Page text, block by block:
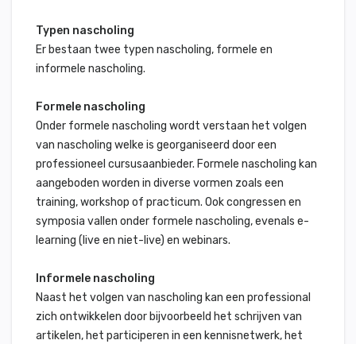
Typen nascholing
Er bestaan twee typen nascholing, formele en
informele nascholing.
Formele nascholing
Onder formele nascholing wordt verstaan het volgen
van nascholing welke is georganiseerd door een
professioneel cursusaanbieder. Formele nascholing kan
aangeboden worden in diverse vormen zoals een
training, workshop of practicum. Ook congressen en
symposia vallen onder formele nascholing, evenals e-
learning (live en niet-live) en webinars.
Informele nascholing
Naast het volgen van nascholing kan een professional
zich ontwikkelen door bijvoorbeeld het schrijven van
artikelen, het participeren in een kennisnetwerk, het